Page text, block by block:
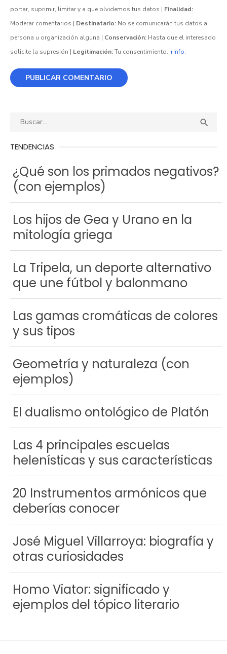
portar, suprimir, limitar y a que olvidemos tus datos | Finalidad:
Moderar comentarios | Destinatario: No se comunicarán tus datos a
persona u organización alguna | Conservación: Hasta que el interesado
solicite la supresión | Legitimación:Tu consentimiento. +info.
Buscar: 
TENDENCIAS
¿Qué son los primados negativos?
(con ejemplos)
Los hijos de Gea y Urano en la
mitología griega
La Tripela, un deporte alternativo
que une fútbol y balonmano
Las gamas cromáticas de colores
y sus tipos
Geometría y naturaleza (con
ejemplos)
El dualismo ontológico de Platón
Las 4 principales escuelas
helenísticas y sus características
20 Instrumentos armónicos que
deberías conocer
José Miguel Villarroya: biografía y
otras curiosidades
Homo Viator: significado y
ejemplos del tópico literario